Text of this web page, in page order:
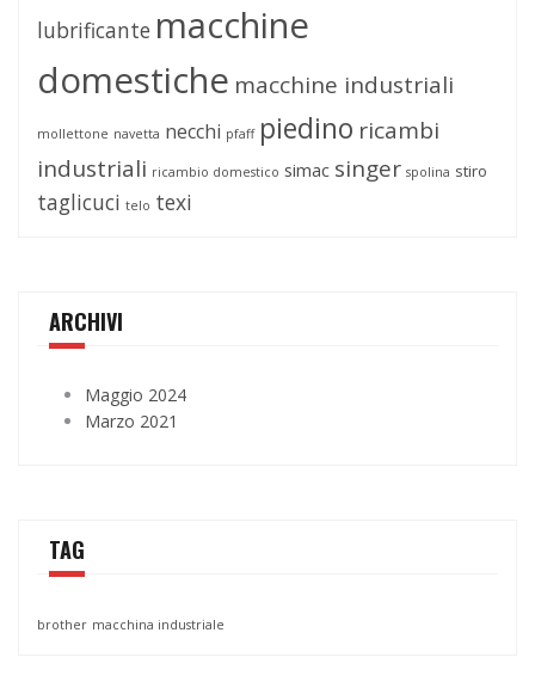
lubrificante macchine
domestiche macchine industriali
mollettone navetta necchi pfaff piedino ricambi
industriali ricambio domestico simac singer spolina stiro
taglicuci telo texi
ARCHIVI
Maggio 2024
Marzo 2021
TAG
brother macchina industriale